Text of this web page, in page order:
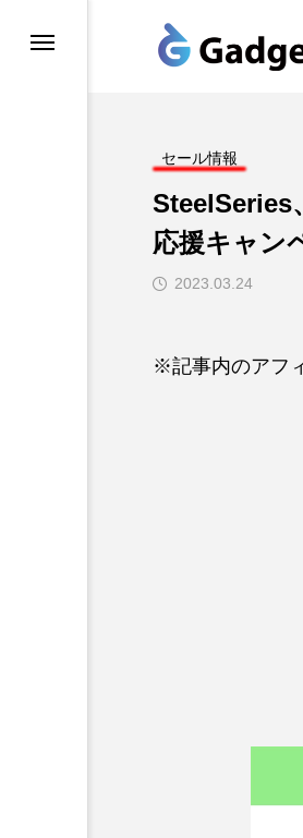
セール情報
SteelSeries
応援キャン
2023.03.24
※記事内のアフ